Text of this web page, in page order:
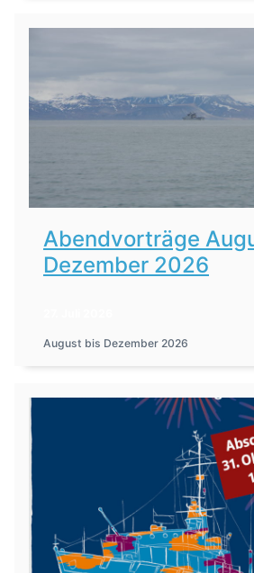
Abendvorträge
Dezember 2026
August bis Dezember 2026